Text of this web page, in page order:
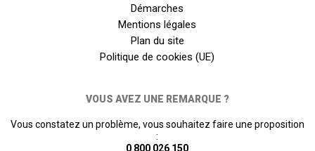
Démarches
Mentions légales
Plan du site
Politique de cookies (UE)
VOUS AVEZ UNE REMARQUE ?
Vous constatez un problème, vous souhaitez faire une proposition
:
0 800 026 150